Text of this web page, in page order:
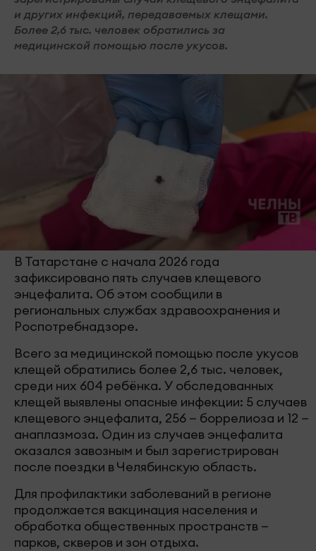
и других инфекций, передаваемых клещами.
Более 2,6 тыс. человек обратились за
медицинской помощью после укусов.
В Татарстане с начала 2026 года
зафиксировано пять случаев клещевого
энцефалита. Об этом сообщили в
региональных службах здравоохранения и
Роспотребнадзоре.
Всего за медицинской помощью после укусов
клещей обратились более 2,6 тыс. человек,
среди них 604 ребёнка. У обследованных
клещей выявлены опасные инфекции: 5 случаев
клещевого энцефалита, 256 — боррелиоза и 12 —
анаплазмоза. Один из случаев энцефалита
оказался завозным и был зарегистрирован
после поездки в Челябинскую область.
Для профилактики заболеваний в регионе
продолжается вакцинация населения и
обработка общественных пространств —
парков, скверов и зон отдыха.